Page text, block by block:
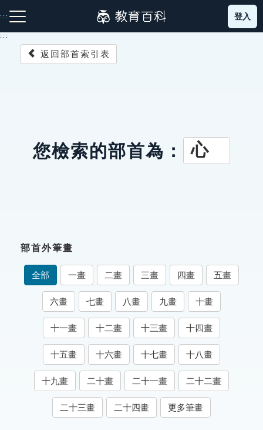
到
主
:::
成語故事
索引選單
知識索引
單字索引
生命大百科索引
遊戲專區
登入
:::
返回部首索引表
您檢索的部首為： 心
部首外筆畫
全部 一畫 二畫 三畫 四畫 五畫
六畫 七畫 八畫 九畫 十畫
十一畫 十二畫 十三畫 十四畫
十五畫 十六畫 十七畫 十八畫
十九畫 二十畫 二十一畫 二十二畫
二十三畫 二十四畫 更多筆畫